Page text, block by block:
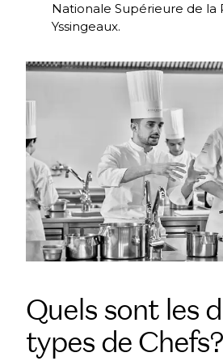
Nationale Supérieure de la
Yssingeaux.
Quels sont les
types de Chefs?